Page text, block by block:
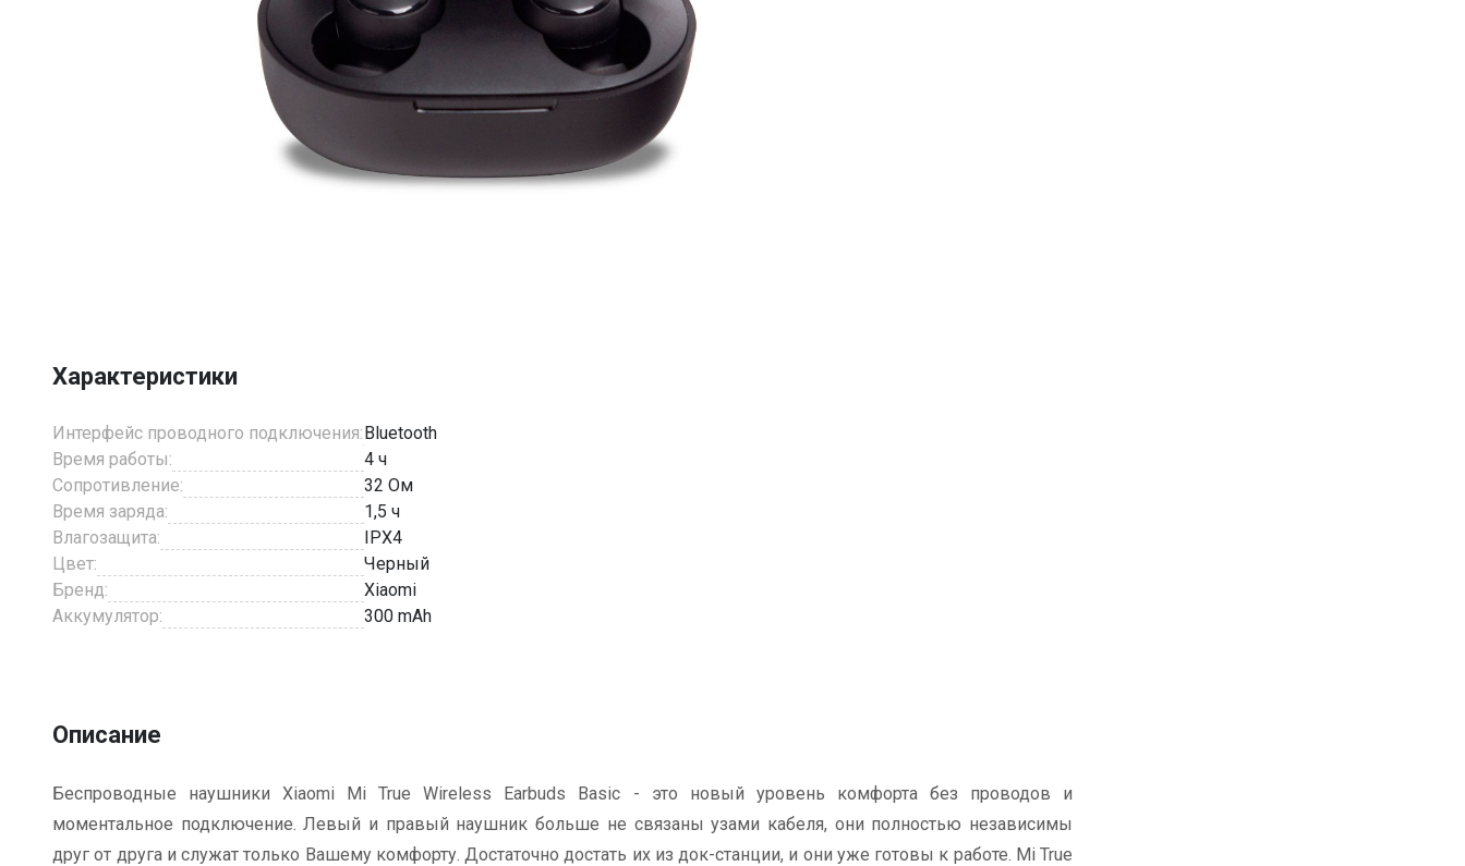
2
Характеристики
Интерфейс проводного подключения:Bluetooth
Время работы:
4 ч
Сопротивление:
32 Ом
Время заряда:
1,5 ч
Влагозащита:
IPX4
Цвет:
Черный
Бренд:
Xiaomi
Аккумулятор:
300 mAh
Описание
Беспроводные наушники Xiaomi Mi True Wireless Earbuds Basic - это новый уровень комфорта без проводов и
моментальное подключение. Левый и правый наушник больше не связаны узами кабеля, они полностью независимы
друг от друга и служат только Вашему комфорту. Достаточно достать их из док-станции, и они уже готовы к работе. Mi True